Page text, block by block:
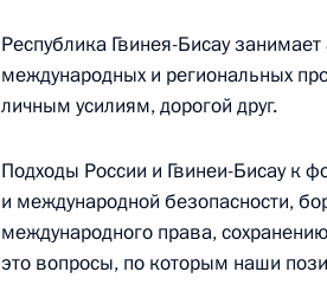
28 июля 2023 года, 19:55
Заявления Президента России
Республика Гвинея-Бисау
международных и региональных
личным усилиям, дорогой друг.
Подходы России и Гвинеи-Бисау к
и международной безопасности,
международного права,
это вопросы, по которым наши